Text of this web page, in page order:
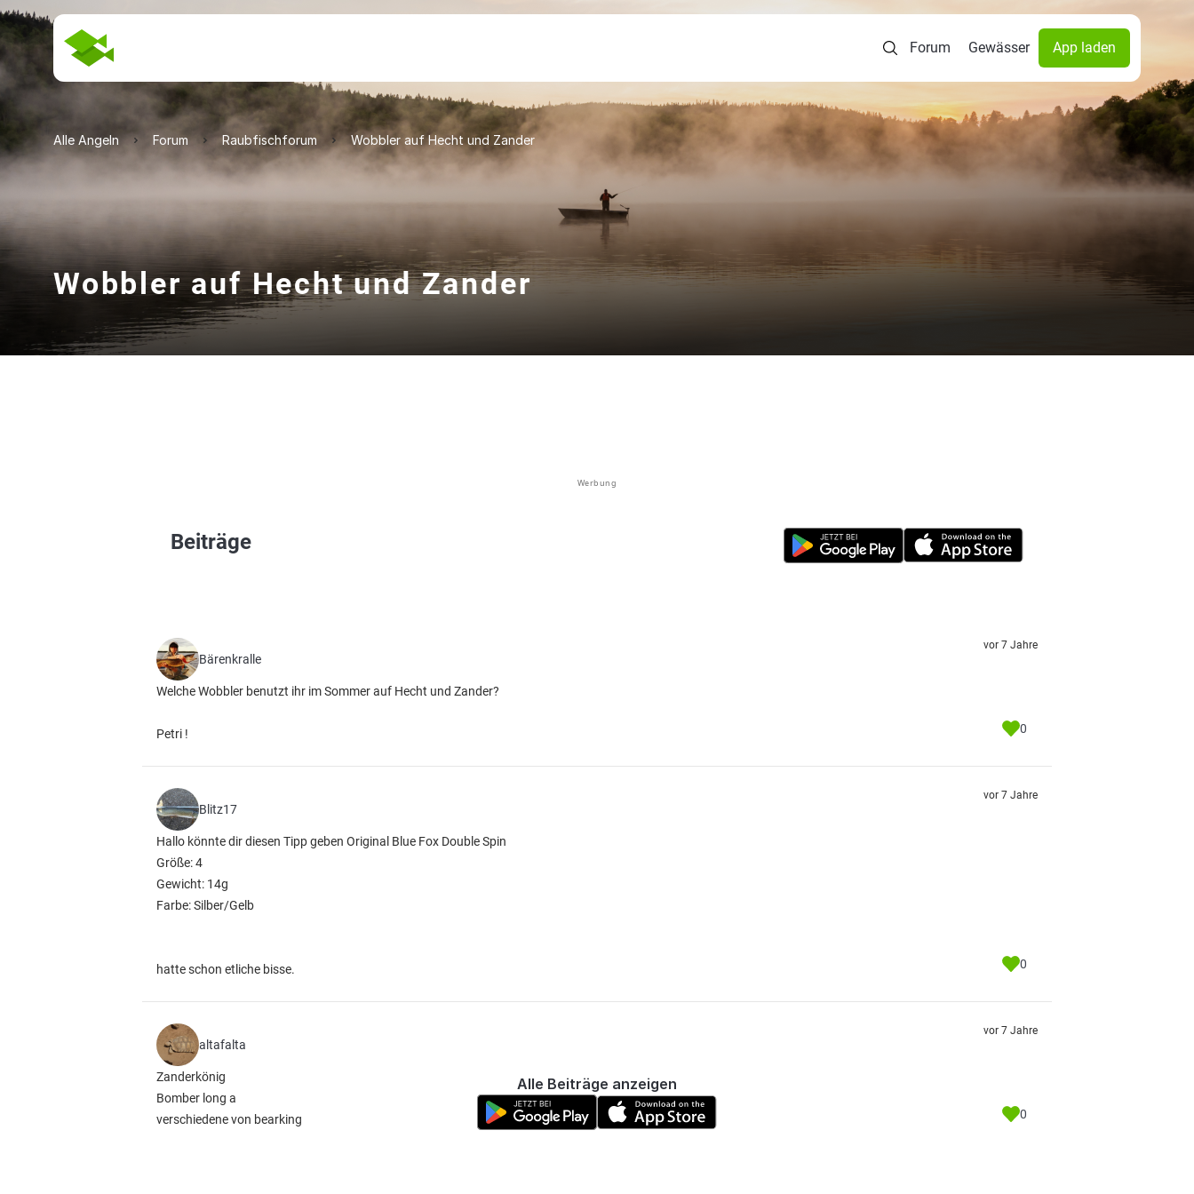
Forum Gewässer App laden
Alle Angeln Forum Raubfischforum Wobbler auf Hecht und Zander
Wobbler auf Hecht und Zander
Werbung
Beiträge
Bärenkralle
Welche Wobbler benutzt ihr im Sommer auf Hecht und Zander?
Petri !
vor 7 Jahre
0
Blitz17
Hallo könnte dir diesen Tipp geben Original Blue Fox Double Spin
Größe: 4
Gewicht: 14g
Farbe: Silber/Gelb
hatte schon etliche bisse.
vor 7 Jahre
0
altafalta
Zanderkönig
Bomber long a
verschiedene von bearking
vor 7 Jahre
0
Alle Beiträge anzeigen